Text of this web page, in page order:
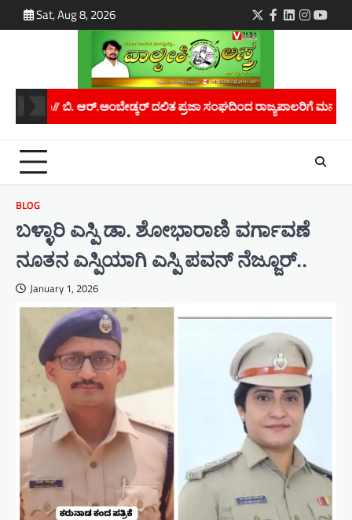
to
Sat, Aug 8, 2026 Twitter
Facebook
LinkedIn
ಸಂಘದಿಂದ ರಾಜ್ಯಪಾಲರಿಗೆ ಮನವಿ.. ಮಾನವ ಕಳ್ಳಸಾಗಾಣಿಕೆ ತಡೆಗೆ
BLOG
ಬಳ್ಳಾರಿ ಎಸ್ಪಿ ಡಾ. ಶೋಭಾರಾಣಿ ವರ್ಗಾವಣೆ
ನೂತನ ಎಸ್ಪಿಯಾಗಿ ಎಸ್ಪಿ ಪವನ್ ನೆಜ್ಜೂರ್..
January 1, 2026